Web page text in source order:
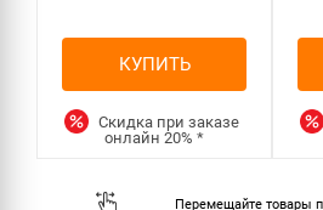
КУПИТЬ
Скидка при заказе
онлайн20%*